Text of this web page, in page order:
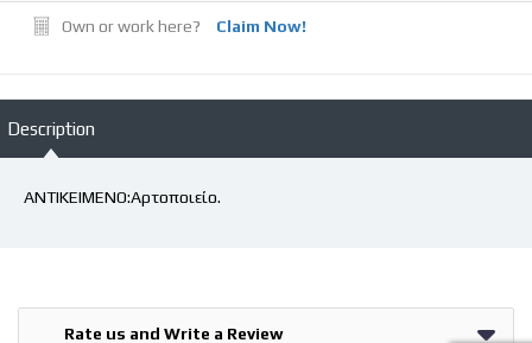
Own or work here? Claim Now!
Description
ΑΝΤΙΚΕΙΜΕΝΟ:Αρτοποιείο.
Rate us and Write a Review